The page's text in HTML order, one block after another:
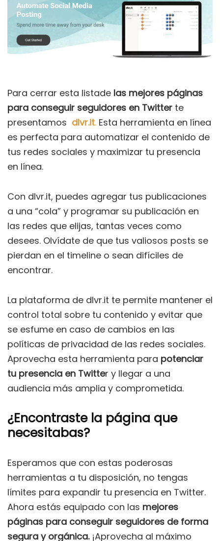
Para cerrar esta listade las mejores páginas
para conseguir seguidores en Twitter te
presentamos dlvr.it. Esta herramienta en línea
es perfecta para automatizar el contenido de
tus redes sociales y maximizar tu presencia
en línea.
Con dlvr.it, puedes agregar tus publicaciones
a una “cola” y programar su publicación en
las redes que elijas, tantas veces como
desees. Olvídate de que tus valiosos posts se
pierdan en el timeline o sean difíciles de
encontrar.
La plataforma de dlvr.it te permite mantener el
control total sobre tu contenido y evitar que
se esfume en caso de cambios en las
políticas de privacidad de las redes sociales.
Aprovecha esta herramienta para potenciar
tu presencia en Twitter y llegar a una
audiencia más amplia y comprometida.
¿Encontraste la página que
necesitabas?
Esperamos que con estas poderosas
herramientas a tu disposición, no tengas
límites para expandir tu presencia en Twitter.
Ahora estás equipado con las mejores
páginas para conseguir seguidores de forma
segura y orgánica.¡Aprovecha al máximo